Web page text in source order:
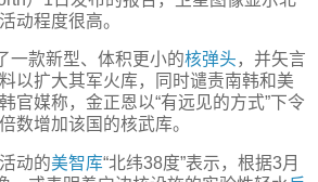
动程度很高。
一款新型、体积更小的核弹头，并矢言
以扩大其军火库，同时谴责南韩和美
官媒称，金正恩以“有远见的方式”下令
数增加该国的核武库。
动的美智库“北纬38度”表示，根据3月